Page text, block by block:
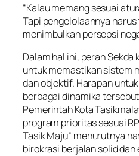
“Kalau memang sesuai
Tapi pengelolaannya
menimbulkan persepsi
Dalam hal ini, peran
untuk memastikan sistem
dan objektif. Harapan
berbagai dinamika
Pemerintah Kota
program prioritas sesuai
Tasik Maju” menurutnya
birokrasi berjalan solid dan